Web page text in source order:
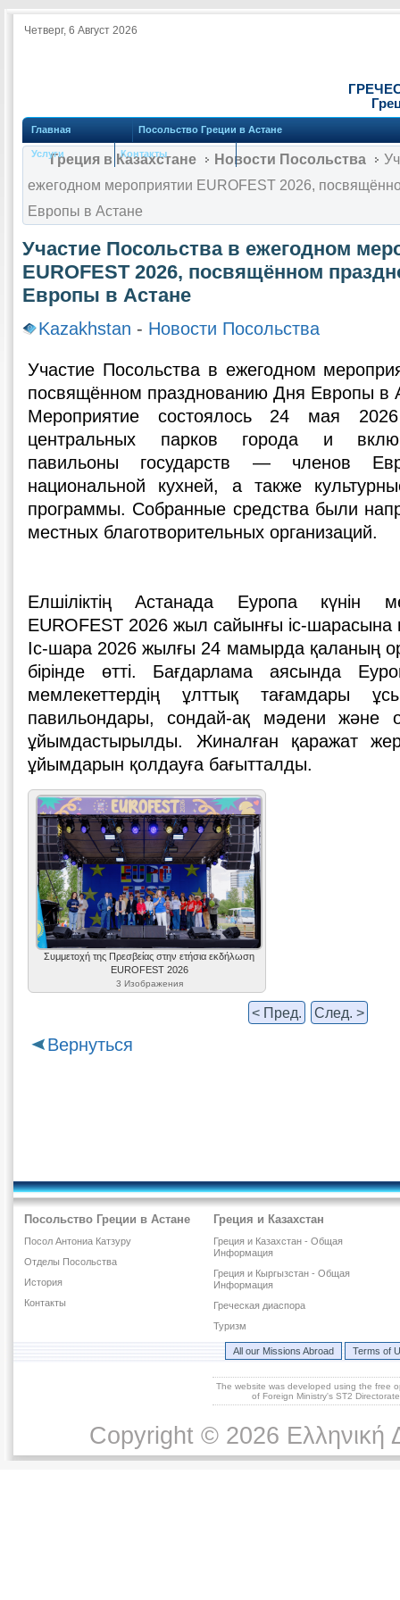
Четверг, 6 Август 2026
Главная Посольство Греции в Астане
Услуги Контакты
Греция в Казахстане Новости Посольства
ежегодном мероприятии EUROFEST 2026,
Европы в Астане
Участие Посольства в ежегодном
EUROFEST 2026, посвящённом
Европы в Астане
Kazakhstan - Новости Посольства
Участие Посольства в ежегодном
посвящённом празднованию Дня Европы в
Мероприятие состоялось 24 мая
центральных парков города и
павильоны государств — членов
национальной кухней, а также
программы. Собранные средства были
местных благотворительных организаций.
Елшіліктің Астанада Еуропа күнін
EUROFEST 2026 жыл сайынғы іс-шарасына
Іс-шара 2026 жылғы 24 мамырда қаланың
бірінде өтті. Бағдарлама аясында
мемлекеттердің ұлттық тағамдары
павильондары, сондай-ақ мәдени және
ұйымдастырылды. Жиналған қаражат
ұйымдарын қолдауға бағытталды.
Συμμετοχή της Πρεσβείας στην ετήσια εκδήλωση
EUROFEST 2026
3 Изображения
< Пред. След. >
Вернуться
Посольство Греции в Астане
Посол Антониа Катзуру
Отделы Посольства
История
Контакты
Греция и Казахстан
Греция и Казахстан - Общая
Информация
Греция и Кыргызстан - Общая
Информация
Греческая диаспора
Туризм
All our Missions Abroad Terms of
The website was developed using the free
of Foreign Ministry's ST2
Copyright © 2026